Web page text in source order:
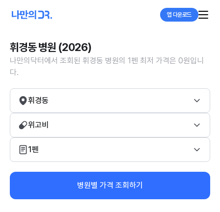
앱 다운로드
휘경동 병원 (2026)
나만의닥터에서 조회된 휘경동 병원의 1펜 최저 가격은 0원입니
다.
휘경동
위고비
1펜
병원별 가격 조회하기